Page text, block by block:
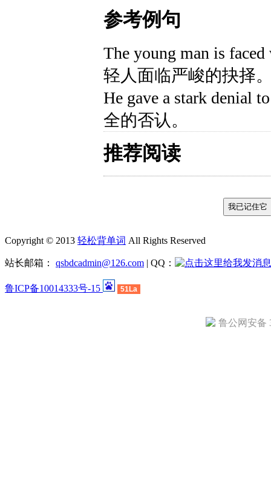
参考例句
The young man is
轻人面临严峻的抉择
He gave a stark denial
全的否认。
推荐阅读
Copyright © 2013 轻松背单词 All Rights Reserved
站长邮箱： qsbdcadmin@126.com | QQ：
鲁ICP备10014333号-15 51La
鲁公网安备